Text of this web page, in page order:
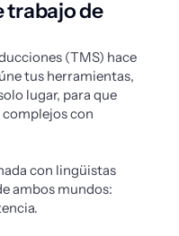
trabajo de
(TMS) hace
tus herramientas,
lugar, para que
con
con lingüistas
ambos mundos: